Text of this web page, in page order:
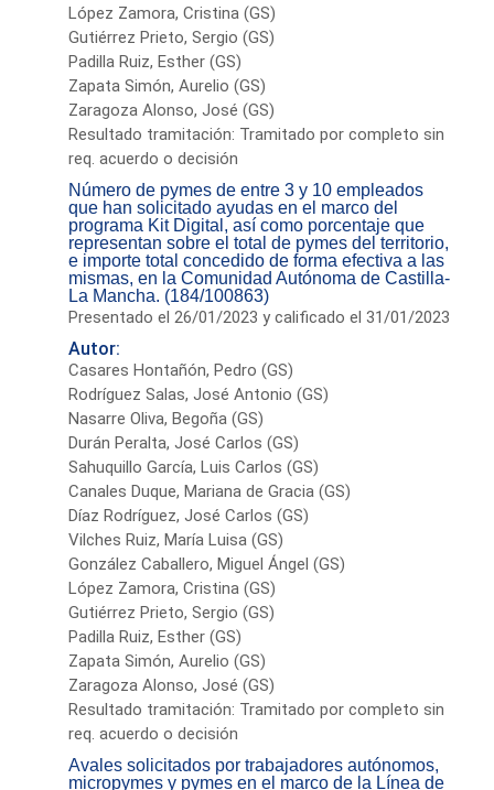
López Zamora, Cristina (GS)
Gutiérrez Prieto, Sergio (GS)
Padilla Ruiz, Esther (GS)
Zapata Simón, Aurelio (GS)
Zaragoza Alonso, José (GS)
Resultado tramitación: Tramitado por completo sin
req. acuerdo o decisión
Número de pymes de entre 3 y 10 empleados
que han solicitado ayudas en el marco del
programa Kit Digital, así como porcentaje que
representan sobre el total de pymes del territorio,
e importe total concedido de forma efectiva a las
mismas, en la Comunidad Autónoma de Castilla-
La Mancha. (184/100863)
Presentado el 26/01/2023 y calificado el 31/01/2023
Autor:
Casares Hontañón, Pedro (GS)
Rodríguez Salas, José Antonio (GS)
Nasarre Oliva, Begoña (GS)
Durán Peralta, José Carlos (GS)
Sahuquillo García, Luis Carlos (GS)
Canales Duque, Mariana de Gracia (GS)
Díaz Rodríguez, José Carlos (GS)
Vilches Ruiz, María Luisa (GS)
González Caballero, Miguel Ángel (GS)
López Zamora, Cristina (GS)
Gutiérrez Prieto, Sergio (GS)
Padilla Ruiz, Esther (GS)
Zapata Simón, Aurelio (GS)
Zaragoza Alonso, José (GS)
Resultado tramitación: Tramitado por completo sin
req. acuerdo o decisión
Avales solicitados por trabajadores autónomos,
micropymes y pymes en el marco de la Línea de